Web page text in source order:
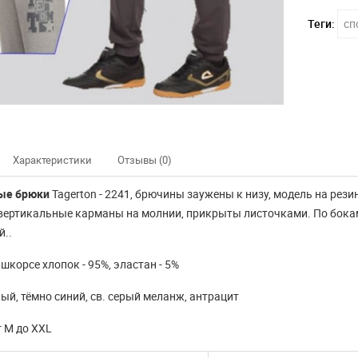
не доступны
Наш интернет магазин
Теги:
Характеристики Отзывы (0)
брюкиTagerton - 2241, брючины заужены к низу, модель на
карманы на молнии, прикрыты листочками. По
хлопок - 95%, эластан - 5%
тёмно синий, св. серый меланж, антрацит
М до XXL